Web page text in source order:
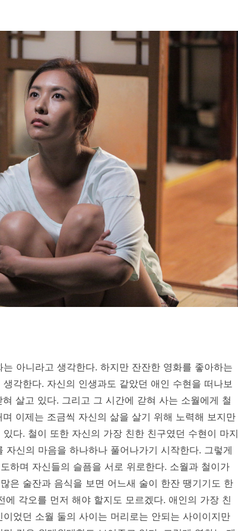
아니라고 생각한다. 하지만 잔잔한 영화를 좋아하는
각한다. 자신의 인생과도 같았던 애인 수현을 떠나보
살고 있다. 그리고 그 시간에 갇혀 사는 소월에게 철
이제는 조금씩 자신의 삶을 살기 위해 노력해 보지만
다. 철이 또한 자신의 가장 친한 친구였던 수현이 마지
신의 마음을 하나하나 풀어나가기 시작한다. 그렇게
하며 자신들의 슬픔을 서로 위로한다. 소월과 철이가
은 술잔과 음식을 보면 어느새 술이 한잔 땡기기도 한
각오를 먼저 해야 할지도 모르겠다. 애인의 가장 친
었던 소월 둘의 사이는 머리로는 안되는 사이이지만